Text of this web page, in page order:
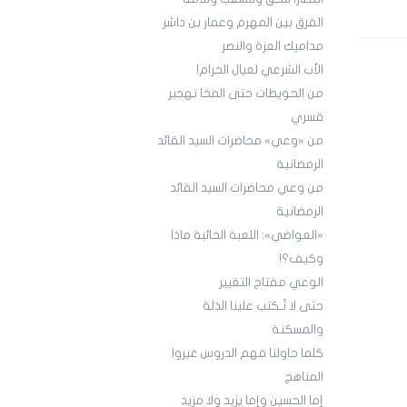
الفرق بين المهرم وعمار بن داشر
مداميك العزة والنصر
الأب الشرعي لعيال الحرام!
من الحويطات حتى المخا تهجير
قسري
من «وعي» محاضرات السيد القائد
الرمضانية
من وعي محاضرات السيد القائد
الرمضانية
«العواضي»: اللعبة الخائبة ماذا
وكيف؟!
الوعي مفتاح التغيير
حتى لا تُـكتب علينا الذلة
والمسكنة
كلما حاولنا فهم الدروس غيروا
المناهج
إما الحسين وإما يزيد ولا مزيد